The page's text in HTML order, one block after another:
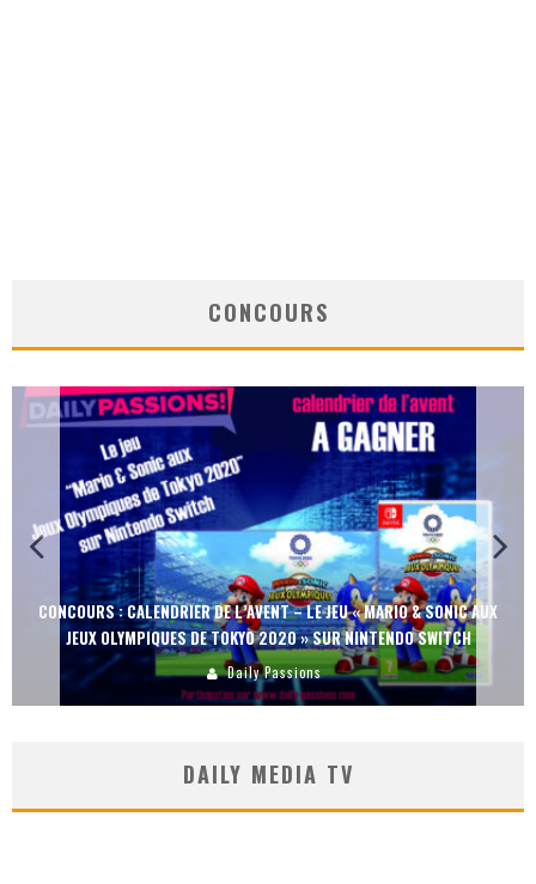
CONCOURS
CONCOURS : CALENDRIER DE L’AVENT – LE JEU « MARIO & SONIC AUX
JEUX OLYMPIQUES DE TOKYO 2020 » SUR NINTENDO SWITCH
Daily Passions
DAILY MEDIA TV